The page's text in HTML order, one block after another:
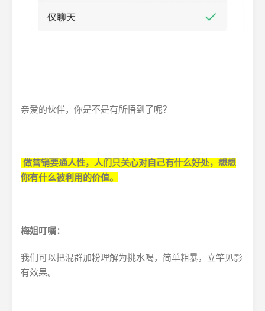
亲爱的伙伴，你是不是有所悟到了呢？
做营销要通人性，人们只关心对自己有什么好处，想想
你有什么被利用的价值。
梅姐叮嘱：
我们可以把混群加粉理解为挑水喝，简单粗暴，立竿见影
有效果。